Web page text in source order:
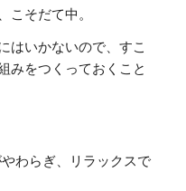
こそだて中。
はいかないので、すこ
みをつくっておくこと
わらぎ、リラックスで